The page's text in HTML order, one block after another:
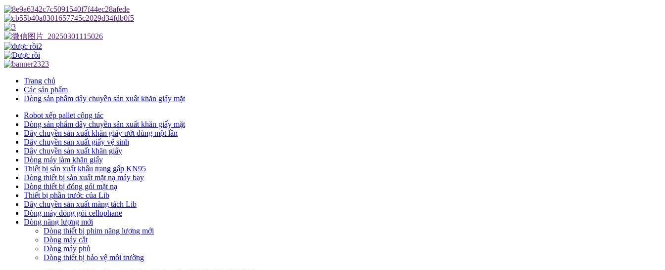
Trang chủ
Các sản phẩm
Dòng sản phẩm dây chuyền sản xuất khăn giấy mặt
Robot xếp pallet cộng tác
Dòng sản phẩm dây chuyền sản xuất khăn giấy mặt
Dây chuyền sản xuất khăn giấy ướt dùng một lần
Dây chuyền sản xuất giấy vệ sinh
Dây chuyền sản xuất khăn giấy
Dòng máy làm khăn giấy
Thiết bị sản xuất khẩu trang gấp KN95
Dòng thiết bị sản xuất mặt nạ máy bay
Dòng thiết bị đóng gói mặt nạ
Thiết bị phần trước của Lib
Dây chuyền sản xuất màng tách Lib
Dòng máy đóng gói cellophane
Dòng năng lượng mới
Dòng thiết bị phim năng lượng mới
Dòng máy cắt
Dòng máy phủ
Dòng thiết bị bảo vệ môi trường